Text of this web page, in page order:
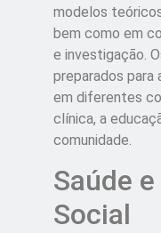
modelos
bem como em
e investigação.
preparados para
em diferentes
clínica, a
comunidade.
Saúde
Social